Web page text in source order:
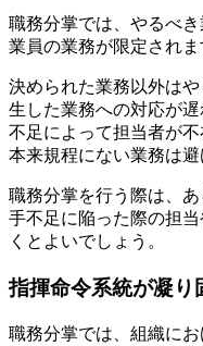
職務分掌では、やるべ
業員の業務が限定されま
決められた業務以外は
生した業務への対応が
不足によって担当者が
本来規程にない業務は
職務分掌を行う際は、
手不足に陥った際の担
くとよいでしょう。
指揮命令系統が凝り
職務分掌では、組織に